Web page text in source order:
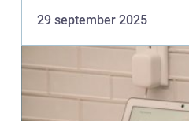
29 september 2025